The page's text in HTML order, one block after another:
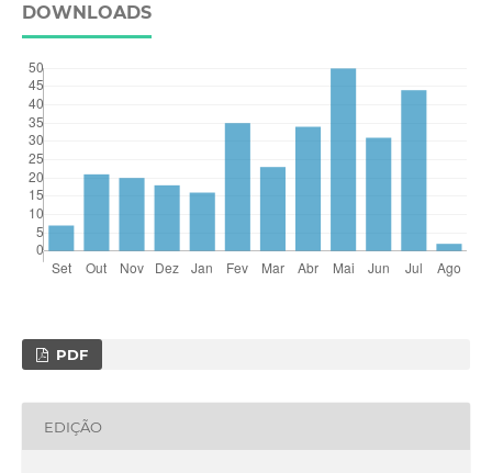
DOWNLOADS
PDF
EDIÇÃO